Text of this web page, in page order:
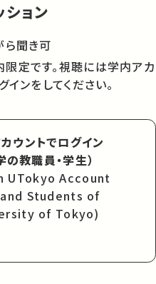
ョン
ら聞き可
定です。視聴には学内アカ
インをしてください。
ウントでログイン
の教職員・学生）
UTokyo Account
Students of
of Tokyo)